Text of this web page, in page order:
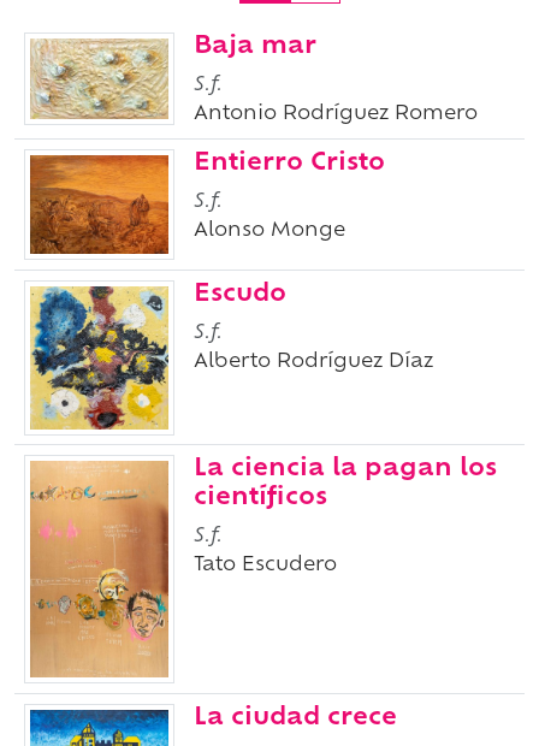
Baja mar
S.f.
Antonio Rodríguez Romero
Entierro Cristo
S.f.
Alonso Monge
Escudo
S.f.
Alberto Rodríguez Díaz
La ciencia la pagan los
científicos
S.f.
Tato Escudero
La ciudad crece